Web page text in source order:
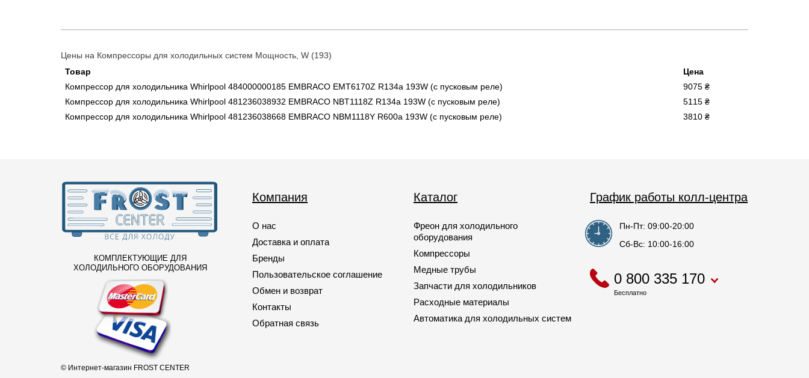
151 (2)
153 (1)
157 (1)
167 (4)
169 (1)
170 (2)
179 (1)
(3)
193 (3)
195
(1)
198 (3)
Цены на Компрессоры для холодильных систем Мощность, W (193)
Товар
Цена
Компрессор для холодильника Whirlpool 484000000185 EMBRACO EMT6170Z R134a 193W (с пусковым реле)
9075 ₴
Компрессор для холодильника Whirlpool 481236038932 EMBRACO NBT1118Z R134a 193W (с пусковым реле)
5115 ₴
Компрессор для холодильника Whirlpool 481236038668 EMBRACO NBM1118Y R600a 193W (с пусковым реле)
3810 ₴
КОМПЛЕКТУЮЩИЕ ДЛЯ
ХОЛОДИЛЬНОГО ОБОРУДОВАНИЯ
© Интернет-магазин FROST CENTER
Компания
О нас
Доставка и оплата
Бренды
Пользовательское соглашение
Обмен и возврат
Контакты
Обратная связь
Каталог
Фреон для холодильного
оборудования
Компрессоры
Медные трубы
Запчасти для холодильников
Расходные материалы
Автоматика для холодильных систем
График работы колл-центра
Пн-Пт: 09:00-20:00
Сб-Вс: 10:00-16:00
0 800 335 170
Бесплатно